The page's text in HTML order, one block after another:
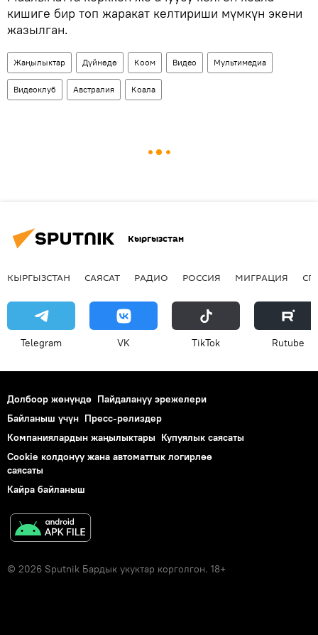
кишиге бир топ жаракат келтириши мүмкүн экени
жазылган.
Жаңылыктар Дүйнөдө Коом Видео Мультимедиа
Видеоклуб Австралия Коала
Кыргызстан
КЫРГЫЗСТАН САЯСАТ РАДИО РОССИЯ МИГРАЦИЯ
Telegram VK ТikТоk Rutube
Долбоор жөнүндө Пайдалануу эрежелери
Байланыш үчүн Пресс-релиздер
Компаниялардын жаңылыктары Купуялык саясаты
Cookie колдонуу жана автоматтык логирлөө
саясаты
Кайра байланыш
© 2026 Sputnik Бардык укуктар корголгон. 18+